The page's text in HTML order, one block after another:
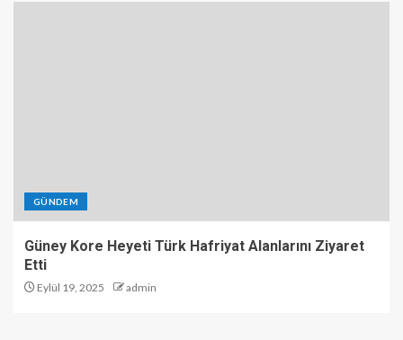
GÜNDEM
Güney Kore Heyeti Türk Hafriyat Alanlarını Ziyaret
Etti
Eylül 19, 2025 admin